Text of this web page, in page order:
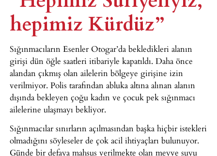
hepimiz Kürdüz”
Sığınmacıların Esenler Otogar’da bekledikleri alanın
girişi dün öğle saatleri itibariyle kapatıldı. Daha önce
alandan çıkmış olan ailelerin bölgeye girişine izin
verilmiyor. Polis tarafından abluka altına alınan alanın
dışında bekleyen çoğu kadın ve çocuk pek sığınmacı
ailelerine ulaşmayı bekliyor.
Sığınmacılar sınırların açılmasından başka hiçbir istekleri
olmadığını söyleseler de çok acil ihtiyaçları bulunuyor.
Günde bir defaya mahsus verilmekte olan meyve suyu